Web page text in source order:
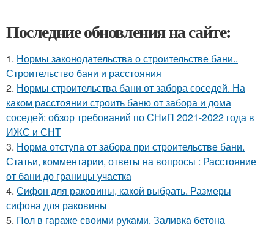
Последние обновления на сайте:
1. Нормы законодательства о строительстве бани..
Строительство бани и расстояния
2. Нормы строительства бани от забора соседей. На
каком расстоянии строить баню от забора и дома
соседей: обзор требований по СНиП 2021-2022 года в
ИЖС и СНТ
3. Норма отступа от забора при строительстве бани.
Статьи, комментарии, ответы на вопросы : Расстояние
от бани до границы участка
4. Сифон для раковины, какой выбрать. Размеры
сифона для раковины
5. Пол в гараже своими руками. Заливка бетона